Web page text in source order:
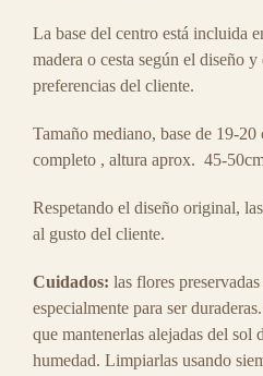
La base del centro está incluida
madera o cesta según el diseño
preferencias del cliente.
Tamaño mediano, base de 19-
completo , altura aprox. 45-
Respetando el diseño original,
al gusto del cliente.
Cuidados: las flores
especialmente para ser
que mantenerlas alejadas del sol
humedad. Limpiarlas usando